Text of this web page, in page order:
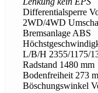
Differentialsperre
2WD/4WD
Bremsanlage ABS
L/B/H 2355/1175/
Radstand 1480 mm
Bodenfreiheit 273
Böschungswinkel